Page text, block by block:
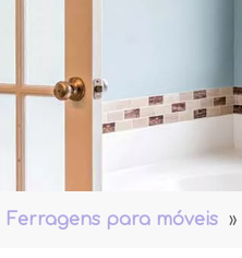
Ferragens para móveis »